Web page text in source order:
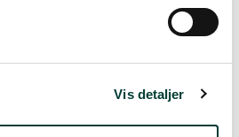
Vis detaljer